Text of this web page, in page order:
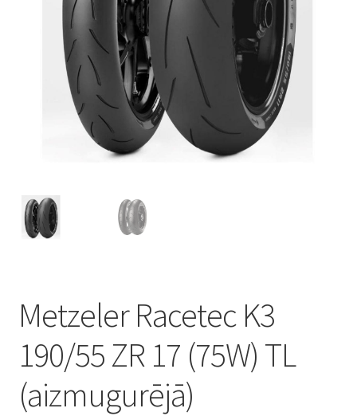
Metzeler Racetec K3
190/55 ZR 17 (75W) TL
(aizmugurējā)